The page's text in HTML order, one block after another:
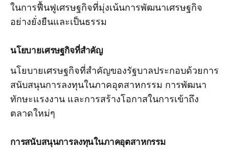
ในการฟื้นฟูเศรษฐกิจที่มุ่งเน้นการพัฒนาเศรษฐกิจ
อย่างยั่งยืนและเป็นธรรม
นโยบายเศรษฐกิจที่สำคัญ
นโยบายเศรษฐกิจที่สำคัญของรัฐบาลประกอบด้วยการ
สนับสนุนการลงทุนในภาคอุตสาหกรรม การพัฒนา
ทักษะแรงงาน และการสร้างโอกาสในการเข้าถึง
ตลาดใหม่ๆ
การสนับสนุนการลงทุนในภาคอุตสาหกรรม